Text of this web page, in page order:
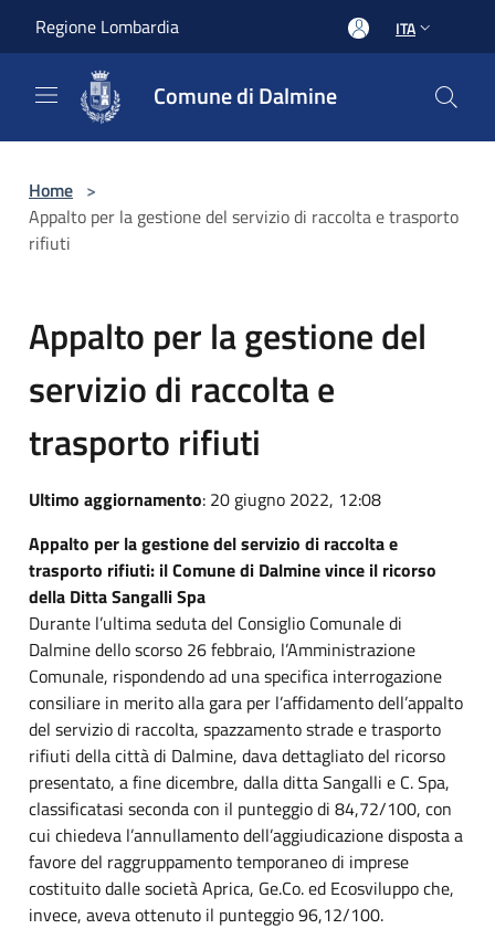
Regione Lombardia ITA
Comune di Dalmine
Home >
Appalto per la gestione del servizio di raccolta e trasporto
rifiuti
Appalto per la gestione del
servizio di raccolta e
trasporto rifiuti
Ultimo aggiornamento: 20 giugno 2022, 12:08
Appalto per la gestione del servizio di raccolta e
trasporto rifiuti: il Comune di Dalmine vince il ricorso
della Ditta Sangalli Spa
Durante l’ultima seduta del Consiglio Comunale di
Dalmine dello scorso 26 febbraio, l’Amministrazione
Comunale, rispondendo ad una specifica interrogazione
consiliare in merito alla gara per l’affidamento dell’appalto
del servizio di raccolta, spazzamento strade e trasporto
rifiuti della città di Dalmine, dava dettagliato del ricorso
presentato, a fine dicembre, dalla ditta Sangalli e C. Spa,
classificatasi seconda con il punteggio di 84,72/100, con
cui chiedeva l’annullamento dell’aggiudicazione disposta a
favore del raggruppamento temporaneo di imprese
costituito dalle società Aprica, Ge.Co. ed Ecosviluppo che,
invece, aveva ottenuto il punteggio 96,12/100.